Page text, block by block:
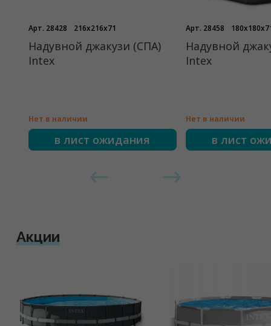
Арт. 28428 216x216x71
Надувной джакузи (СПА)
Intex
Нет в наличии
в лист ожидания
Арт. 28458
Надувной
Intex
Нет в наличии
в лист
Акции